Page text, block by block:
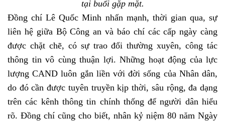
tại buổi gặp mặt.
Đồng chí Lê Quốc Minh nhấn mạnh, thời gian qua, sự
liên hệ giữa Bộ Công an và báo chí các cấp ngày càng
được chặt chẽ, có sự trao đổi thường xuyên, công tác
thông tin vô cùng thuận lợi. Những hoạt động của lực
lượng CAND luôn gắn liền với đời sống của Nhân dân,
do đó cần được tuyên truyền kịp thời, sâu rộng, đa dạng
trên các kênh thông tin chính thống để người dân hiểu
rõ. Đồng chí cũng cho biết, nhân kỷ niệm 80 năm Ngày